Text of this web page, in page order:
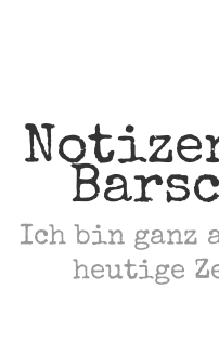
Ich bin ganz
heutige